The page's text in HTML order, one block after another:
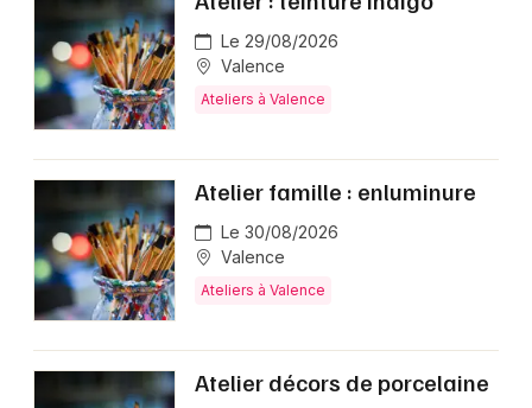
Le 29/08/2026
Valence
Ateliers à Valence
Atelier famille : enluminure
Le 30/08/2026
Valence
Ateliers à Valence
Atelier décors de porcelaine